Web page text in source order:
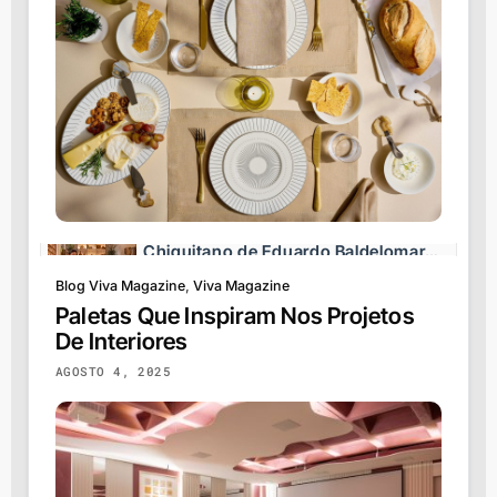
Angra dos Reis
ARQUITETURA.VIVADECORA.COM.BR
Especificação do Drywall: Guia
Completo para Projetos
ARQUITETURA.VIVADECORA.COM.BR
CASACOR São Paulo 2026: Co-Living
Chiquitano de Eduardo Baldelomar
celebra a cultura boliviana
ARQUITETURA.VIVADECORA.COM.BR
Lar com cara de casa: transformação
de casa de vila com 120m² e charme
ARQUITETURA.VIVADECORA.COM.BR
Lar com cara de casa: transformação
Blog Viva Magazine, Viva Magazine
Paletas Que Inspiram Nos Projetos
De Interiores
AGOSTO 4, 2025